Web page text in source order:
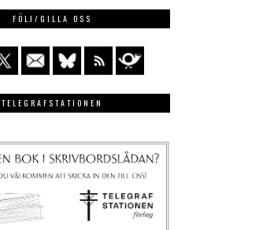
FÖLJ/GILLA OSS
TELEGRAFSTATIONEN